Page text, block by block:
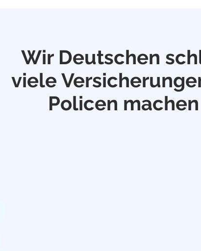
Wir Deutschen
viele
Policen